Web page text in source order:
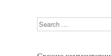
Search